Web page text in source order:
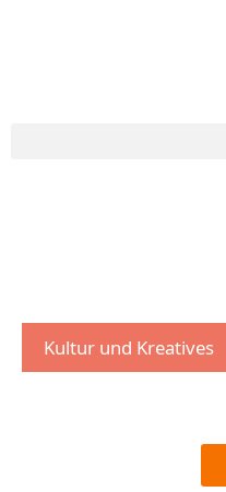
Kultur und Kreatives